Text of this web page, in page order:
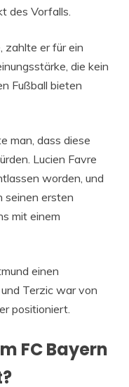
des Vorfalls.
zahlte er für ein
die kein
Fußball bieten
man, dass diese
Lucien Favre
worden, und
seinen ersten
mit einem
einen
Terzic war von
positioniert.
FC Bayern